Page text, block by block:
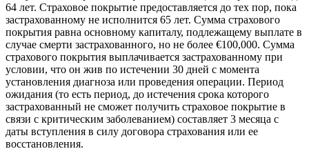
64 лет. Страховое покрытие предоставляется до тех пор, пока
застрахованному не исполнится 65 лет. Сумма страхового
покрытия равна основному капиталу, подлежащему выплате в
случае смерти застрахованного, но не более €100,000. Сумма
страхового покрытия выплачивается застрахованному при
условии, что он жив по истечении 30 дней с момента
установления диагноза или проведения операции. Период
ожидания (то есть период, до истечения срока которого
застрахованный не сможет получить страховое покрытие в
связи с критическим заболеванием) составляет 3 месяца с
даты вступления в силу договора страхования или ее
восстановления.